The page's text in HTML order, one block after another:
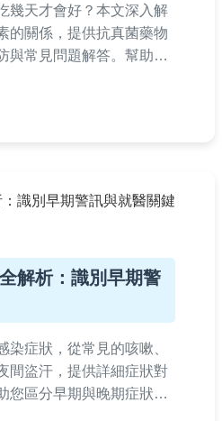
幾天才會好？本文深入解
的關係，提供抗真菌藥物
與常見問題解答。幫助你
性強。
解析：識別早期警
染症狀，從常見的咳嗽、
間盜汗，提供詳細症狀對
您區分早期與晚期症狀，